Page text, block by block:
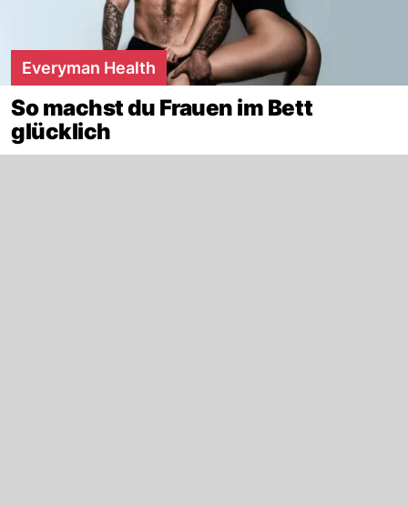
Everyman Health
So machst du Frauen im Bett
glücklich